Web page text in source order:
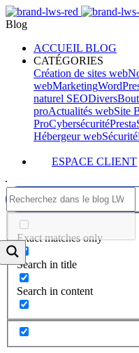
Blog
ACCUEIL BLOG
CATÉGORIES
Création de sites web
webMarketing
naturel SEODivers
proActualités webSite
ProCybersécurité
Hébergeur webSécurité
ESPACE CLIENT
Exact matches only
Search in title
Search in content